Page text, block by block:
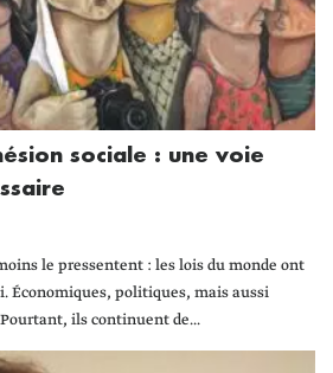
sociale : une voie
le pressentent : les lois du monde ont
Économiques, politiques, mais aussi
ils continuent de...